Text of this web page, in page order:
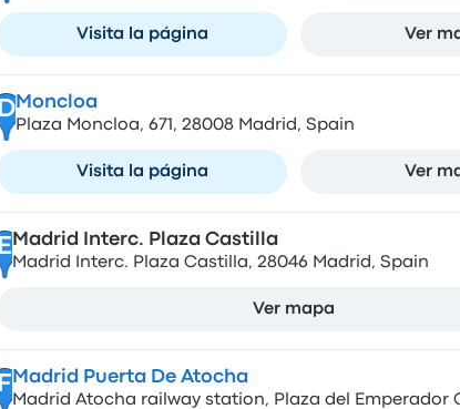
Visita la página Ver
DMoncloa
Plaza Moncloa, 671, 28008 Madrid, Spain
Visita la página Ver
E Madrid Interc. Plaza Castilla
Madrid Interc. Plaza Castilla, 28046 Madrid, Spain
Ver mapa
F Madrid Puerta De Atocha
Madrid Atocha railway station, Plaza del Emperador